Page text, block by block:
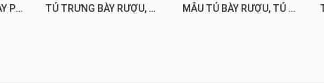
TỦ RƯỢU TRƯNG BÀY PHÒNG KHÁCH, MẪU TỦ ĐỂ RƯỢU ĐẸP TR28 TỦ TRƯNG BÀY RƯỢU, MẪU TỦ RƯỢU ĐẸP KIỂU PHÁP TR27 MẪU TỦ BÀY RƯỢU, TỦ RƯỢU ĐẸP GỖ HƯƠNG SANG TRỌNG TR26